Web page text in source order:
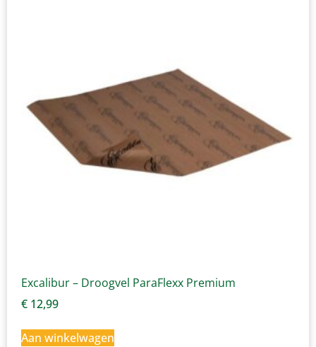
Excalibur – Droogvel ParaFlexx Premium
€ 12,99
Aan winkelwagen